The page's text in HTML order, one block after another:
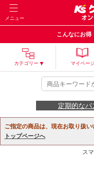
メニュー
こんなにお得
カテゴリー マイページ
定期的な
ご指定の商品は、現在お取り扱い
トップページへ
ス